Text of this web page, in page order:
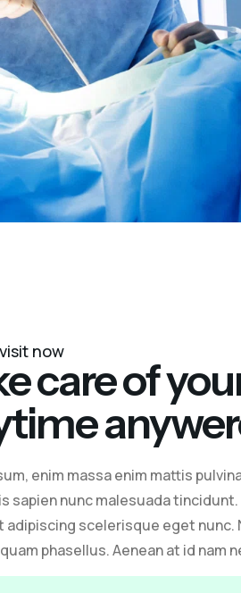
now
care of
enim massa enim mattis
sapien nunc malesuada
adipiscing scelerisque eget nunc.
phasellus. Aenean at id nam